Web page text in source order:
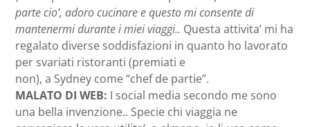
parte cio’, adoro cucinare e questo mi consente di
mantenermi durante i miei viaggi.. Questa attivita’ mi ha
regalato diverse soddisfazioni in quanto ho lavorato
per svariati ristoranti (premiati e
non), a Sydney come “chef de partie”.
MALATO DI WEB: I social media secondo me sono
una bella invenzione.. Specie chi viaggia ne